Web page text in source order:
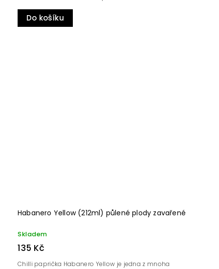
Do košíku
Habanero Yellow (212ml) půlené plody zavařené
Skladem
135 Kč
Chilli paprička Habanero Yellow je jedna z mnoha